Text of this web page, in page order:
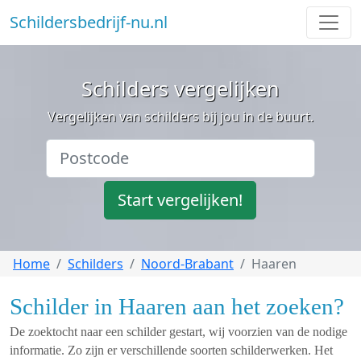
Schildersbedrijf-nu.nl
Schilders vergelijken
Vergelijken van schilders bij jou in de buurt.
Start vergelijken!
Home Schilders Noord-Brabant Haaren
Schilder in Haaren aan het zoeken?
De zoektocht naar een schilder gestart, wij voorzien van de nodige
informatie. Zo zijn er verschillende soorten schilderwerken. Het